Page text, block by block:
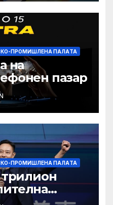
ПРОМИШЛЕНА ПАЛAТА
на
пазар
ПРОМИШЛЕНА ПАЛAТА
трилион